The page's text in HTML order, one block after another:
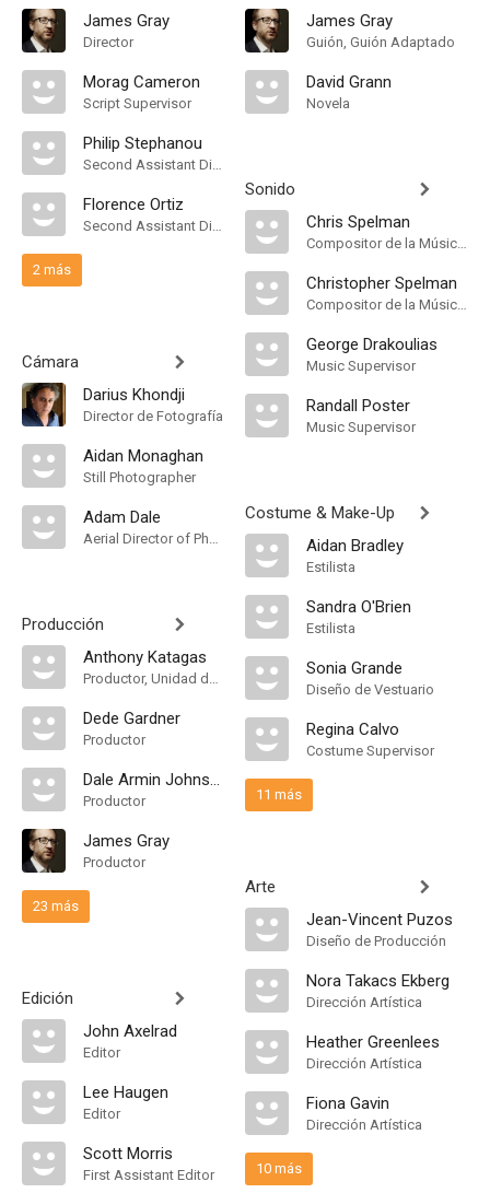
James Gray
Director
Morag Cameron
Script Supervisor
Philip Stephanou
Second Assistant Director
Florence Ortiz
Second Assistant Director
2 más
Cámara
Darius Khondji
Director de Fotografía
Aidan Monaghan
Still Photographer
Adam Dale
Aerial Director of Photography
Producción
Anthony Katagas
Productor, Unidad de Producción
Dede Gardner
Productor
Dale Armin Johnson
Productor
James Gray
Productor
23 más
Edición
John Axelrad
Editor
Lee Haugen
Editor
Scott Morris
First Assistant Editor
James Gray
Guión, Guión Adaptado
David Grann
Novela
Sonido
Chris Spelman
Compositor de la Música Original
Christopher Spelman
Compositor de la Música Original
George Drakoulias
Music Supervisor
Randall Poster
Music Supervisor
Costume & Make-Up
Aidan Bradley
Estilista
Sandra O'Brien
Estilista
Sonia Grande
Diseño de Vestuario
Regina Calvo
Costume Supervisor
11 más
Arte
Jean-Vincent Puzos
Diseño de Producción
Nora Takacs Ekberg
Dirección Artística
Heather Greenlees
Dirección Artística
Fiona Gavin
Dirección Artística
10 más